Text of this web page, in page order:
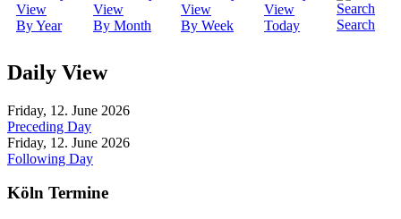
By Year By Month By Week Today Search
Daily View
Friday, 12. June 2026
Preceding Day
Friday, 12. June 2026
Following Day
Köln Termine